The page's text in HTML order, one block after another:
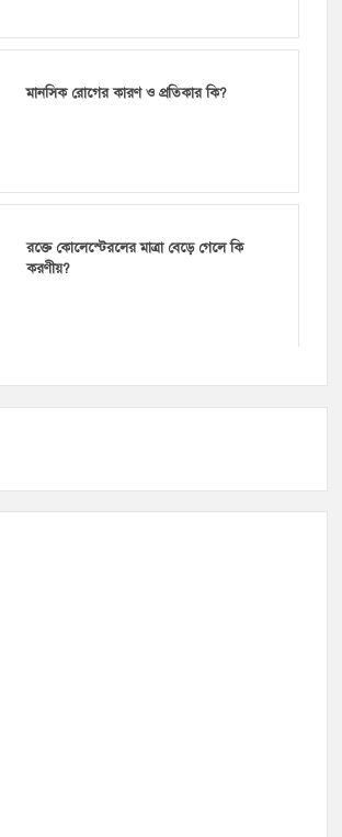
মানসিক রোগের কারণ ও প্রতিকার কি?
রক্তে কোলেস্টেরলের মাত্রা বেড়ে গেলে কি
করণীয়?